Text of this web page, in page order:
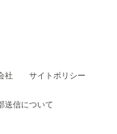
社 サイトポリシー
送信について